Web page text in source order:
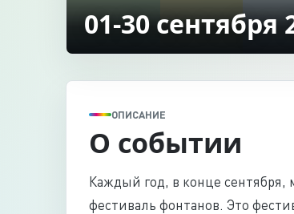
01-30 сентября
ОПИСАНИЕ
О событии
Каждый год, в конце сентября,
фестиваль фонтанов. Это